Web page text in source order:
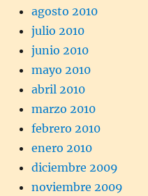
agosto 2010
julio 2010
junio 2010
mayo 2010
abril 2010
marzo 2010
febrero 2010
enero 2010
diciembre 2009
noviembre 2009